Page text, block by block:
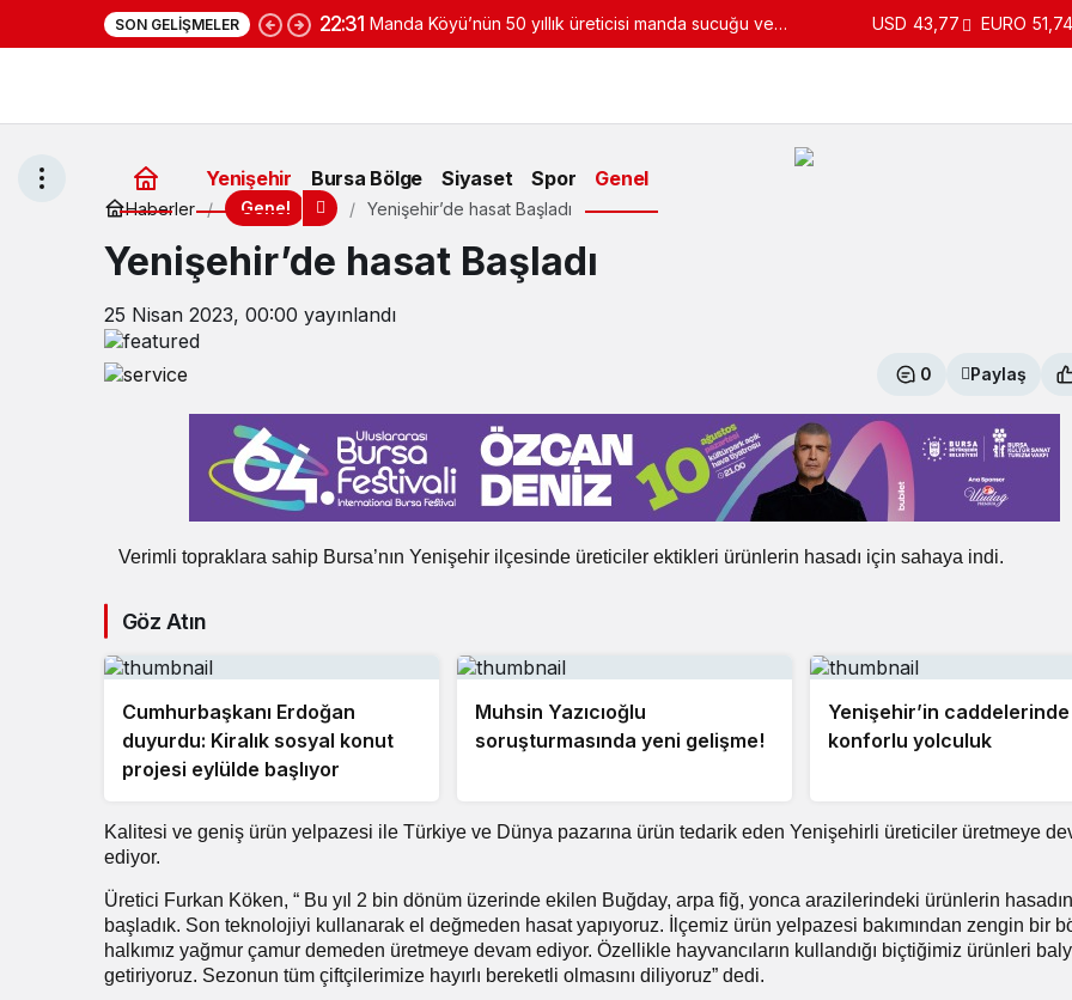
SON GELIŞMELER 22:31 Manda Köyü’nün 50 yıllık üreticisi manda sucuğu ve USD 43,77 EURO 51,74
Yenişehir Bursa Bölge Siyaset Spor Genel
Haberler Genel Yenişehir’de hasat Başladı
Yenişehir’de hasat Başladı
25 Nisan 2023, 00:00 yayınlandı
0 Paylaş
Verimli topraklara sahip Bursa’nın Yenişehir ilçesinde üreticiler ektikleri ürünlerin hasadı için sahaya indi.
Göz Atın
Cumhurbaşkanı Erdoğan
duyurdu: Kiralık sosyal konut
projesi eylülde başlıyor
Muhsin Yazıcıoğlu
soruşturmasında yeni gelişme!
Yenişehir’in caddelerinde
konforlu yolculuk
Kalitesi ve geniş ürün yelpazesi ile Türkiye ve Dünya pazarına ürün tedarik eden Yenişehirli üreticiler üretmeye
ediyor.
Üretici Furkan Köken, “ Bu yıl 2 bin dönüm üzerinde ekilen Buğday, arpa fiğ, yonca arazilerindeki ürünlerin
başladık. Son teknolojiyi kullanarak el değmeden hasat yapıyoruz. İlçemiz ürün yelpazesi bakımından zengin bir
halkımız yağmur çamur demeden üretmeye devam ediyor. Özellikle hayvancıların kullandığı biçtiğimiz ürünleri
getiriyoruz. Sezonun tüm çiftçilerimize hayırlı bereketli olmasını diliyoruz” dedi.